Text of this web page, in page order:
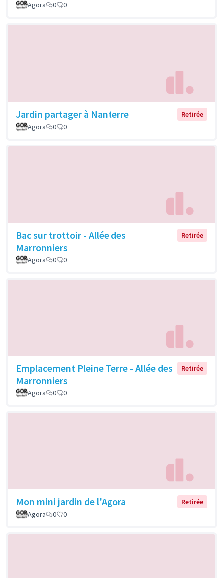
Agora 0 0
Jardin partager à Nanterre
Retirée
Agora
0 0
Bac sur trottoir - Allée des
Marronniers
Retirée
Agora 0 0
Emplacement Pleine Terre - Allée des
Marronniers
Retirée
Agora 0 0
Mon mini jardin de l'Agora
Retirée
Agora
0 0